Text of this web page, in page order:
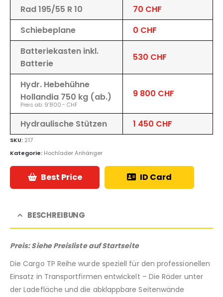
Rad 195/55 R 10
70 CHF
Schiebeplane
0 CHF
Batteriekasten inkl.
Batterie
530 CHF
Hydr. Hebehühne
Hollandia 750 kg (ab.)
Preis ab: 9’800.- CHF
9 800 CHF
Hydraulische Stützen 1 450 CHF
SKU: 217
Kategorie: Hochlader Anhänger
Best Price ID Card
BESCHREIBUNG
Preis: Siehe Preisliste auf Startseite
Die Cargo TP Reihe wurde speziell für den professionellen
Einsatz in Transportfirmen entwickelt – Die Räder unter
der Ladefläche und die abklappbare Seitenwände